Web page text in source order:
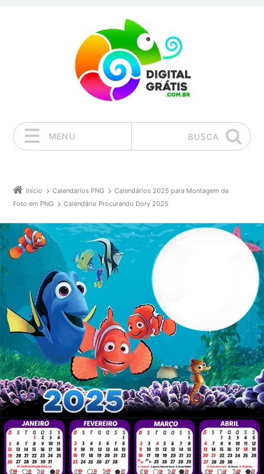
MENU BUSCA
Início Calendários PNG
Calendários 2025 para Montagem de
Foto em PNG
Calendário Procurando Dory 2025